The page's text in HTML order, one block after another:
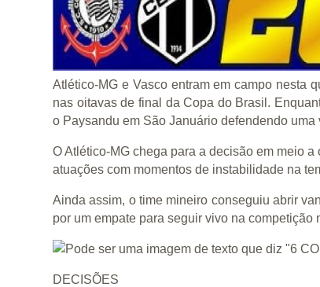
Atlético-MG e Vasco entram em campo nesta
nas oitavas de final da Copa do Brasil.
o Paysandu em São Januário defendendo
O Atlético-MG chega para a decisão em meio
atuações com momentos de instabilidade na
Ainda assim, o time mineiro conseguiu abrir
por um empate para seguir vivo na competição
DECISÕES